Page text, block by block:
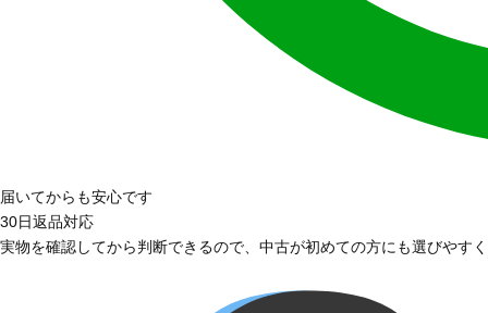
届いてからも安心です
30日返品対応
実物を確認してから判断できるので、中古が初めての方にも選びやす